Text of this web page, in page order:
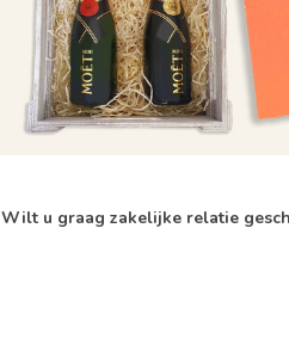
Wilt u graag zakelijke relatie